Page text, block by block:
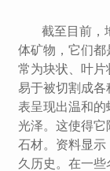
截至目前，
体矿物，它们都
常为块状、叶片
易于被切割成
表呈现出温和
光泽。这使得
石材。资料显
久历史。在一